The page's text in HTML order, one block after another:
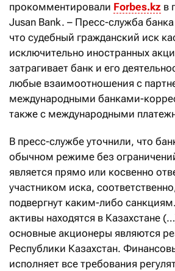
прокомментировали Forbes.kz в
Jusan Bank. – Пресс-служба
что судебный гражданский иск
исключительно иностранных
затрагивает банк и его
любые взаимоотношения с
международными банками-
также с международными
В пресс-службе уточнили, что
обычном режиме без
является прямо или косвенно
участником иска,
подвергнут каким-либо
активы находятся в Казахстане
основные акционеры являются
Республики Казахстан.
исполняет все требования